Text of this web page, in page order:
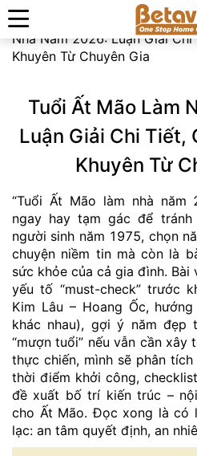
Trang chủ Kiến thức phong
Nhà Năm 2026: Luận Giải
Khuyên Từ Chuyên Gia
Tuổi Ất Mão Làm
Luận Giải Chi Tiết,
Khuyên Từ
“Tuổi Ất Mão làm nhà năm
ngay hay tạm gác để
người sinh năm 1975, chọn
chuyện niềm tin mà còn là
sức khỏe của cả gia đình.
yếu tố “must-check” trước
Kim Lâu – Hoang Ốc,
khác nhau), gợi ý năm đẹp
“mượn tuổi” nếu vẫn cần
thực chiến, mình sẽ phân
thời điểm khởi công,
đề xuất bố trí kiến trúc –
cho Ất Mão. Đọc xong là có
lạc: an tâm quyết định, an